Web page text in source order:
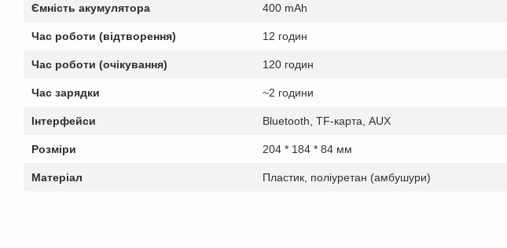
Ємність акумулятора 400 mAh
Час роботи (відтворення) 12 годин
Час роботи (очікування) 120 годин
Час зарядки ~2 години
Інтерфейси Bluetooth, TF-карта, AUX
Розміри 204 * 184 * 84 мм
Матеріал Пластик, поліуретан (амбушури)